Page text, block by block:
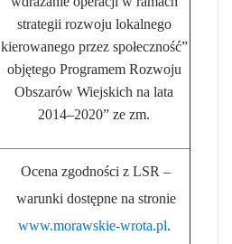
strategii rozwoju lokalnego
kierowanego przez społeczność”
objętego Programem Rozwoju
Obszarów Wiejskich na lata
2014–2020” ze zm.
Ocena zgodności z LSR –
warunki dostępne na stronie
www.morawskie-wrota.pl.